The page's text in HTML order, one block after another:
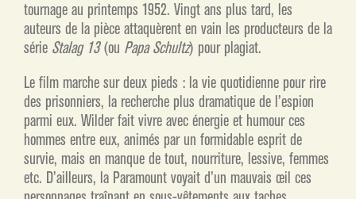
tournage au printemps 1952. Vingt ans plus tard, les
auteurs de la pièce attaquèrent en vain les producteurs de la
série Stalag 13(ou Papa Schultz) pour plagiat.
Le film marche sur deux pieds : la vie quotidienne pour rire
des prisonniers, la recherche plus dramatique de l’espion
parmi eux. Wilder fait vivre avec énergie et humour ces
hommes entre eux, animés par un formidable esprit de
survie, mais en manque de tout, nourriture, lessive, femmes
etc. D’ailleurs, la Paramount voyait d’un mauvais œil ces